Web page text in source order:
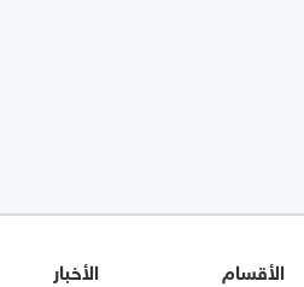
الأقسام
الأخبار